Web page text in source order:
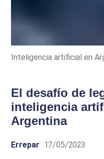
Inteligencia artificial en
El desafío de
inteligencia
Argentina
Errepar 17/05/2023